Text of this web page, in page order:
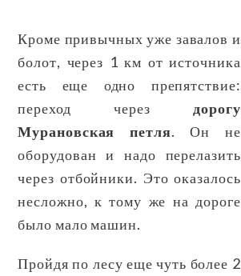
Кроме привычных уже завалов и
болот, через 1 км от источника
есть еще одно препятствие:
переход через дорогу
Мурановская петля. Он не
оборудован и надо перелазить
через отбойники. Это оказалось
несложно, к тому же на дороге
было мало машин.
Пройдя по лесу еще чуть более 2